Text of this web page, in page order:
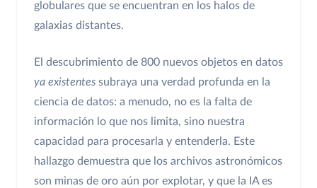
globulares que se encuentran en los halos de
galaxias distantes.
El descubrimiento de 800 nuevos objetos en datos
ya existentes subraya una verdad profunda en la
ciencia de datos: a menudo, no es la falta de
información lo que nos limita, sino nuestra
capacidad para procesarla y entenderla. Este
hallazgo demuestra que los archivos astronómicos
son minas de oro aún por explotar, y que la IA es